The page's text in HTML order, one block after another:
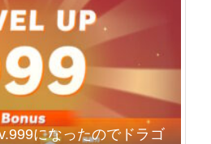
になったのでドラゴ